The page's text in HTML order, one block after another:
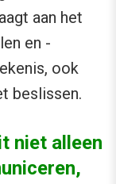
aan het
en -
ook
beslissen.
niet alleen